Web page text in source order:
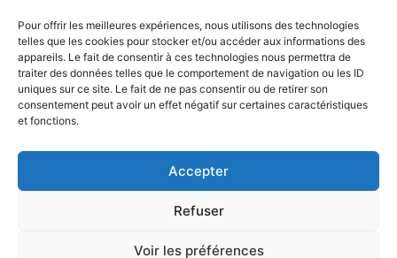
Pour offrir les meilleures expériences, nous utilisons des technologies
telles que les cookies pour stocker et/ou accéder aux informations des
appareils. Le fait de consentir à ces technologies nous permettra de
traiter des données telles que le comportement de navigation ou les ID
uniques sur ce site. Le fait de ne pas consentir ou de retirer son
consentement peut avoir un effet négatif sur certaines caractéristiques
et fonctions.
Accepter
Refuser
Voir les préférences
ABOUT US
FOLLOW US